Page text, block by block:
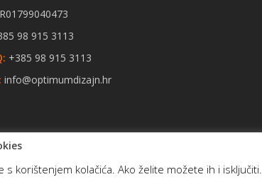
98 915 3113
+385 98 915 3113
info@optimumdizajn.hr
korištenjem kolačića. Ako želite možete ih i isključiti.